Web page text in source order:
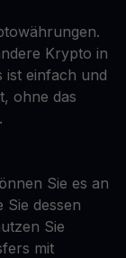
Krypto in
ist einfach und
ohne das
Sie es an
Sie dessen
Sie
mit